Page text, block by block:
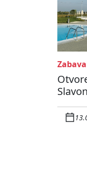
Zabava